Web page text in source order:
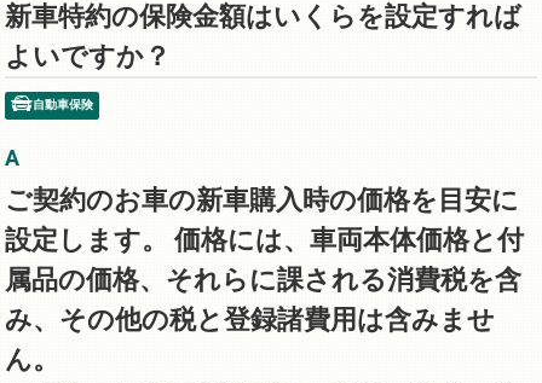
新車特約の保険金額はいくらを設定すれば
よいですか？
自動車保険
ご契約のお車の新車購入時の価格を目安に
設定します。 価格には、車両本体価格と付
属品の価格、それらに課される消費税を含
み、その他の税と登録諸費用は含みませ
ん。